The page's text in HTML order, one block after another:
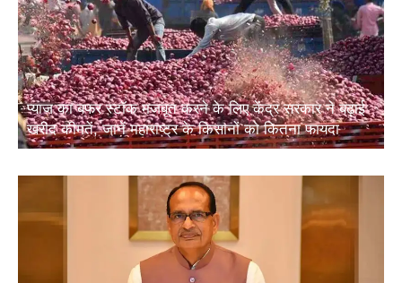
प्याज का बफर स्टॉक मजबूत करने के लिए केंद्र सरकार ने बढ़ाई
खरीद कीमतें, जानें महाराष्ट्र के किसानों को कितना फायदा